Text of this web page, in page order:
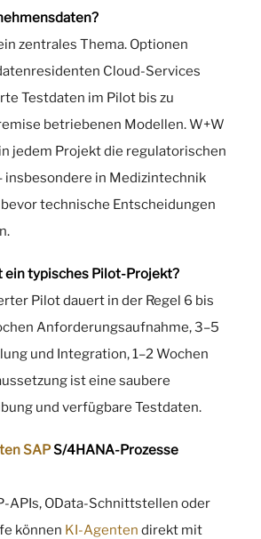
zentrales Thema. Optionen
Cloud-Services
Testdaten im Pilot bis zu
betriebenen Modellen. W+W
jedem Projekt die regulatorischen
insbesondere in Medizintechnik
technische Entscheidungen
ein typisches Pilot-Projekt?
Pilot dauert in der Regel 6 bis
Anforderungsaufnahme, 3–5
und Integration, 1–2 Wochen
ist eine saubere
und verfügbare Testdaten.
SAPS/4HANA-Prozesse
APIs, OData-Schnittstellen oder
können KI-Agenten direkt mit